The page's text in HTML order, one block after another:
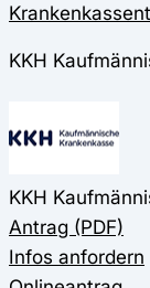
KKH
KKH
Antrag (PDF)
Infos anfordern